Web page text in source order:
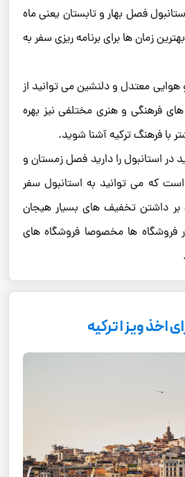
فصل بهار و تابستان یعنی ماه
زمان ها برای برنامه ریزی سفر به
هوایی معتدل و دلنشین می توانید از
فرهنگی و هنری مختلفی نیز بهره
با فرهنگ ترکیه آشنا شوید.
در استانبول را دارید فصل زمستان و
که می توانید به استانبول سفر
بر داشتن تخفیف های بسیار هیجان
فروشگاه ها مخصوصا فروشگاه های
اخذ ویزا ترکیه